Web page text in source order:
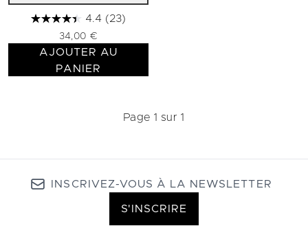
4.4 (23)
34,00 €
AJOUTER AU
PANIER
Page 1 sur 1
INSCRIVEZ-VOUS À LA NEWSLETTER
S'INSCRIRE